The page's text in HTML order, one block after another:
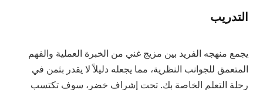
التدريب
يجمع منهجه الفريد بين مزيج غني من الخبرة العملية والفهم
المتعمق للجوانب النظرية، مما يجعله دليلاً لا يقدر بثمن في
رحلة التعلم الخاصة بك. تحت إشراف خضر، سوف تكتسب